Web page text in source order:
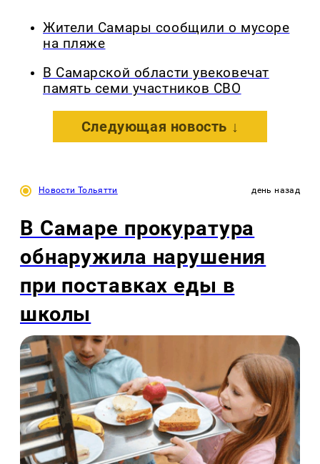
Жители Самары сообщили о мусоре
на пляже
В Самарской области увековечат
память семи участников СВО
Следующая новость ↓
Новости Тольятти день назад
В Самаре прокуратура
обнаружила нарушения
при поставках еды в
школы